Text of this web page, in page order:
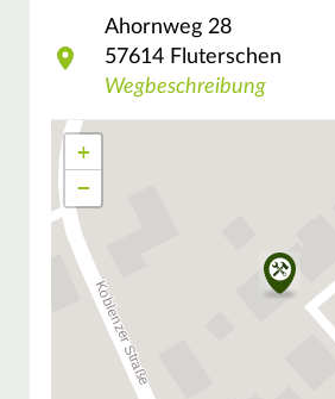
Ahornweg 28
57614 Fluterschen
Wegbeschreibung
+
−